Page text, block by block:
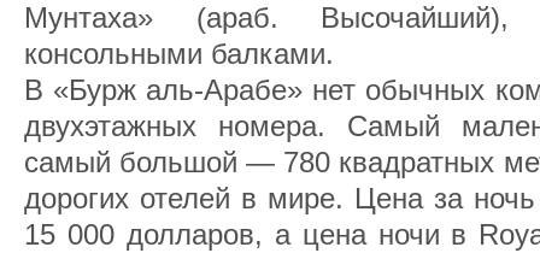
Мунтаха» (араб. ‎‎Высочайший),
консольными балками.
В «Бурж аль-Арабе» нет обычных
двухэтажных номера. Самый
самый большой — 780 квадратных
дорогих отелей в мире. Цена за
15 000 долларов, а цена ночи в